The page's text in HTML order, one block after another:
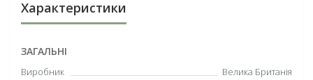
Характеристики
ЗАГАЛЬНІ
Виробник
Велика Британія